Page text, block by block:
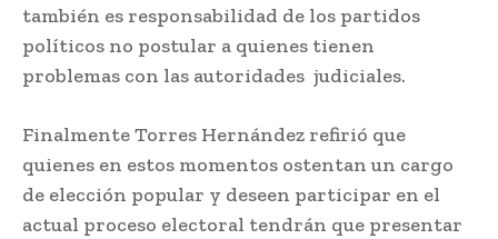
también es responsabilidad de los partidos
políticos no postular a quienes tienen
problemas con las autoridades judiciales.
Finalmente Torres Hernández refirió que
quienes en estos momentos ostentan un cargo
de elección popular y deseen participar en el
actual proceso electoral tendrán que presentar